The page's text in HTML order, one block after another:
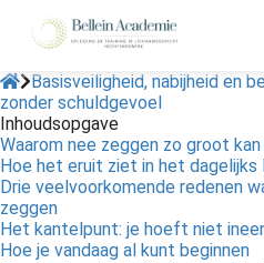
Basisveiligheid, nabijheid en
zonder schuldgevoel
Inhoudsopgave
Waarom nee zeggen zo groot
Hoe het eruit ziet in het dagelijks
Drie veelvoorkomende redenen
zeggen
Het kantelpunt: je hoeft niet
Hoe je vandaag al kunt beginnen
policy